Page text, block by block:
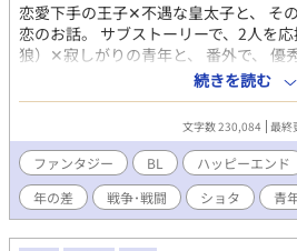
恋愛下手の王子✕不遇な皇太子と、 そ
恋のお話。 サブストーリーで、2人を
狼）✕寂しがりの青年と、 番外で、 優
る先生 のお話もあり。 合計3つのカッ
子が幸せになるまで続きます。 6人の
は大団円…になる予定。 会話中心で話
使える人間がいない時代の異世界での
ー。 ＜現在、読みやすくするために
イトルの頭に書かれている人物の一人
幕間は、三人称視点です。 ※残酷な表
方はお読みにならないでください！
はR-18です。 ※☆が頭についていると
続きを読む
文字数 230,084 最終
ファンタジー BL ハッピーエンド
年の差
戦争･戦闘 ショタ 青